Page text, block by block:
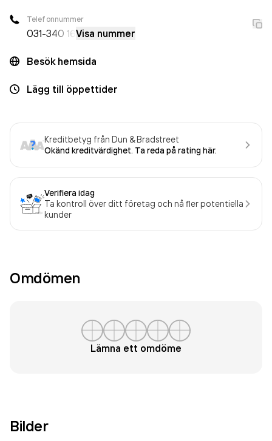
Telefonnummer
031-340 16 Visa nummer
Besök hemsida
Lägg till öppettider
Kreditbetyg från Dun & Bradstreet
Okänd kreditvärdighet. Ta reda på rating här.
Verifiera idag
Ta kontroll över ditt företag och nå fler potentiella
kunder
Omdömen
Lämna ett omdöme
Bilder